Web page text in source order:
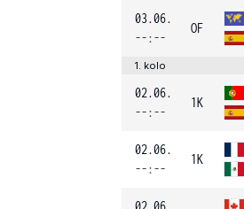
03.06.
--:--
OF
1. kolo
02.06.
--:--
1K
02.06.
--:--
1K
02.06.